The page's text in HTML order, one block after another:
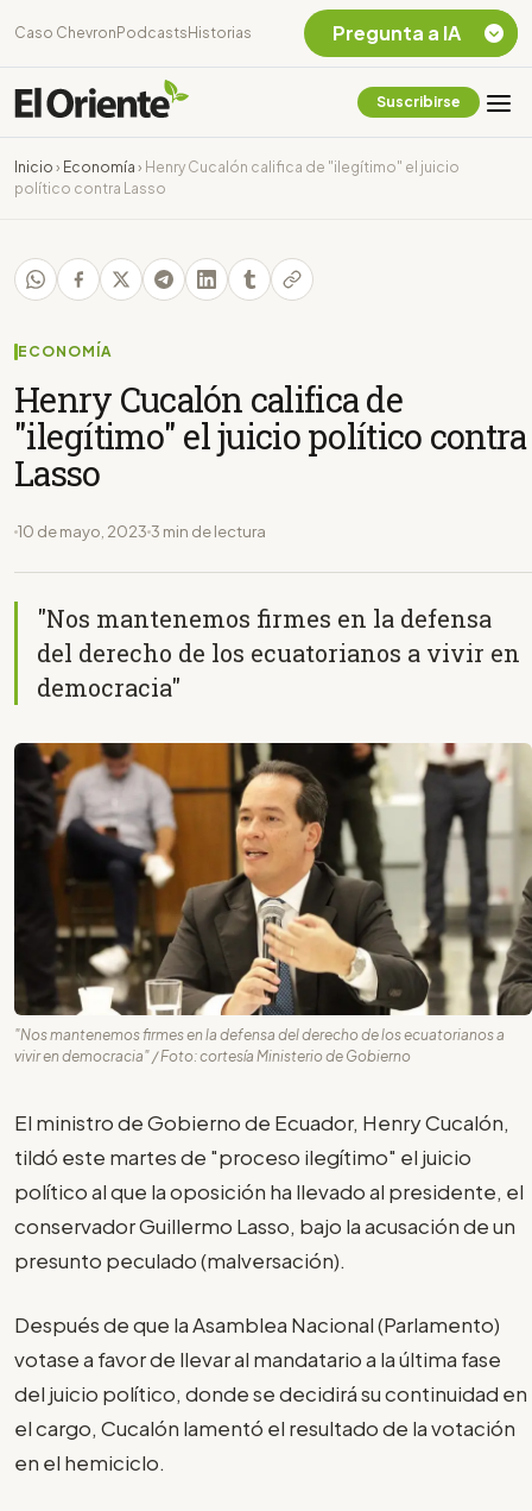
Caso Chevron Podcasts Historias
Suscribirse
Inicio › Economía › Henry Cucalón califica de "ilegítimo" el juicio
político contra Lasso
ECONOMÍA
Henry Cucalón califica de
"ilegítimo" el juicio político contra
Lasso
10 de mayo, 2023 3 min de lectura
"Nos mantenemos firmes en la defensa
del derecho de los ecuatorianos a vivir en
democracia"
"Nos mantenemos firmes en la defensa del derecho de los ecuatorianos a
vivir en democracia" / Foto: cortesía Ministerio de Gobierno
El ministro de Gobierno de Ecuador, Henry Cucalón,
tildó este martes de "proceso ilegítimo" el juicio
político al que la oposición ha llevado al presidente, el
conservador Guillermo Lasso, bajo la acusación de un
presunto peculado (malversación).
Después de que la Asamblea Nacional (Parlamento)
votase a favor de llevar al mandatario a la última fase
del juicio político, donde se decidirá su continuidad en
el cargo, Cucalón lamentó el resultado de la votación
en el hemiciclo.
Pregunta a IA
Chevron Ecuador